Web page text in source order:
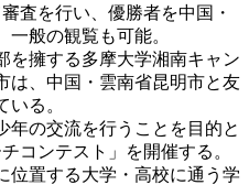
査を行い、優勝者を中国・
般の観覧も可能。
擁する多摩大学湘南キャン
は、中国・雲南省昆明市と友
る。
の交流を行うことを目的と
コンテスト」を開催する。
置する大学・高校に通う学